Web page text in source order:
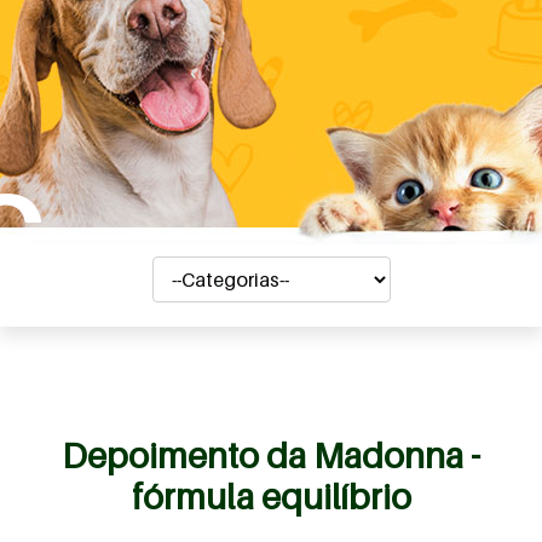
Depoimento da Madonna -
fórmula equilíbrio